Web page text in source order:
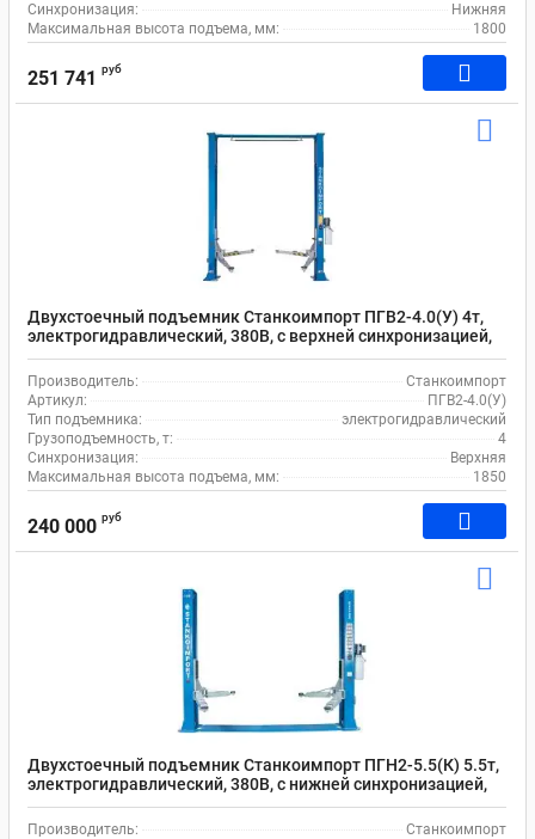
Синхронизация:
Нижняя
Максимальная высота подъема, мм:
1800
251 741 руб
Двухстоечный подъемник Станкоимпорт ПГВ2-4.0(У) 4т,
электрогидравлический, 380В, с верхней синхронизацией,
110-1850 мм
Производитель:
Станкоимпорт
Артикул:
ПГВ2-4.0(У)
Тип подъемника:
электрогидравлический
Грузоподъемность, т:
4
Синхронизация:
Верхняя
Максимальная высота подъема, мм:
1850
240 000 руб
Двухстоечный подъемник Станкоимпорт ПГН2-5.5(К) 5.5т,
электрогидравлический, 380В, с нижней синхронизацией,
110-1800 мм
Производитель:
Станкоимпорт